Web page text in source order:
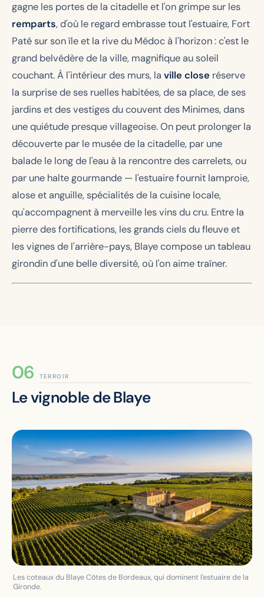
gagne les portes de la citadelle et l'on grimpe sur les
remparts, d'où le regard embrasse tout l'estuaire, Fort
Paté sur son île et la rive du Médoc à l'horizon : c'est le
grand belvédère de la ville, magnifique au soleil
couchant. À l'intérieur des murs, la ville close réserve
la surprise de ses ruelles habitées, de sa place, de ses
jardins et des vestiges du couvent des Minimes, dans
une quiétude presque villageoise. On peut prolonger la
découverte par le musée de la citadelle, par une
balade le long de l'eau à la rencontre des carrelets, ou
par une halte gourmande — l'estuaire fournit lamproie,
alose et anguille, spécialités de la cuisine locale,
qu'accompagnent à merveille les vins du cru. Entre la
pierre des fortifications, les grands ciels du fleuve et
les vignes de l'arrière-pays, Blaye compose un tableau
girondin d'une belle diversité, où l'on aime traîner.
TERROIR
Le vignoble de Blaye
Les coteaux du Blaye Côtes de Bordeaux, qui dominent l'estuaire de la
Gironde.